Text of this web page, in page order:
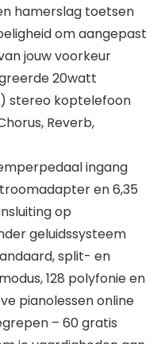
hamerslag toetsen
om aangepast
jouw voorkeur
20watt
stereo koptelefoon
Reverb,
ingang
en 6,35
op
geluidssysteem
split- en
128 polyfonie en
pianolessen online
– 60 gratis